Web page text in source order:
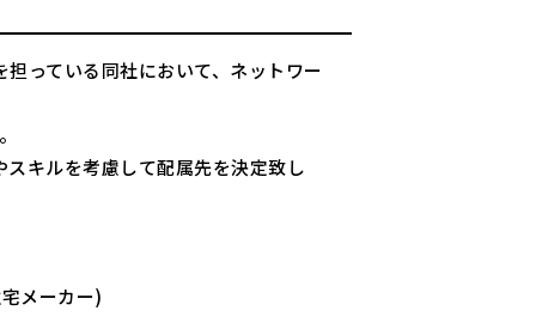
っている同社において、ネットワー
キルを考慮して配属先を決定致し
メーカー)